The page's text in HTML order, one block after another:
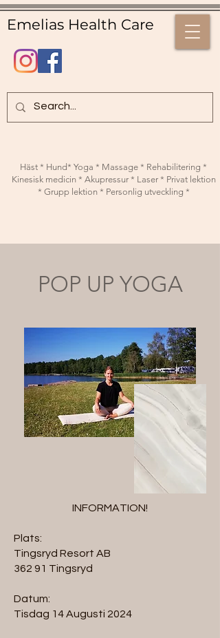
Emelias Health Care
Häst * Hund* Yoga * Massage * Rehabilitering *
Kinesisk medicin * Akupressur * Laser * Privat lektion
* Grupp lektion * Personlig utveckling *
POP UP YOGA
INFORMATION!
Plats:
Tingsryd Resort AB
362 91 Tingsryd
Datum:
Tisdag 14 Augusti 2024